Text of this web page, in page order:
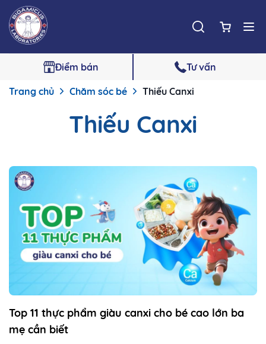
Điểm bán Tư vấn
Trang chủ Chăm sóc bé Thiếu Canxi
Thiếu Canxi
Top 11 thực phẩm giàu canxi cho bé cao lớn ba
mẹ cần biết